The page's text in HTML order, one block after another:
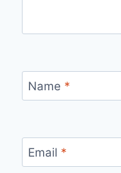
Name *
Email *